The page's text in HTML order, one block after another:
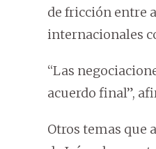
de fricción entre
internacionales
“Las
acuerdo final”,
Otros temas que